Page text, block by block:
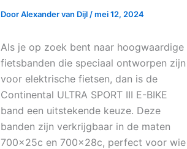
DoorAlexander van Dijl /mei 12, 2024
Als je op zoek bent naar hoogwaardige
fietsbanden die speciaal ontworpen zijn
voor elektrische fietsen, dan is de
Continental ULTRA SPORT III E-BIKE
band een uitstekende keuze. Deze
banden zijn verkrijgbaar in de maten
700x25c en 700x28c, perfect voor wie